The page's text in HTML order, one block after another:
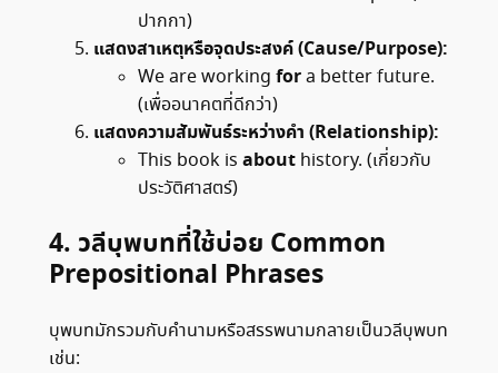
ปากกา)
แสดงสาเหตุหรือจุดประสงค์ (Cause/Purpose):
We are working fora better future.
(เพื่ออนาคตที่ดีกว่า)
แสดงความสัมพันธ์ระหว่างคำ (Relationship):
This book is abouthistory. (เกี่ยวกับ
ประวัติศาสตร์)
4. วลีบุพบทที่ใช้บ่อย Common
Prepositional Phrases
บุพบทมักรวมกับคำนามหรือสรรพนามกลายเป็นวลีบุพบท
เช่น: